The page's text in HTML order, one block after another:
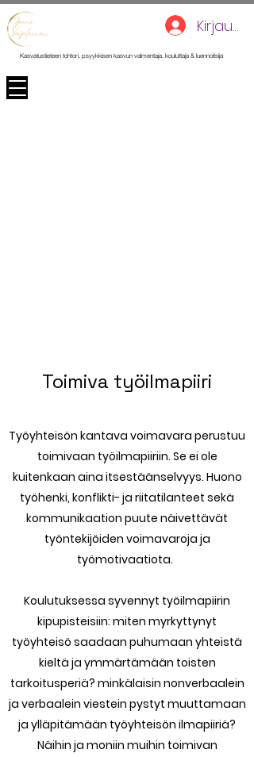
Kasvatustieteen tohtori, psyykkisen kasvun valmentaja, kouluttaja & luennoitsija
Kirjaudu
Toimiva työilmapiiri
Työyhteisön kantava voimavara perustuu
toimivaan työilmapiiriin. Se ei ole
kuitenkaan aina itsestäänselvyys. Huono
työhenki, konflikti- ja riitatilanteet sekä
kommunikaation puute näivettävät
työntekijöiden voimavaroja ja
työmotivaatiota.
Koulutuksessa syvennyt työilmapiirin
kipupisteisiin: miten myrkyttynyt
työyhteisö saadaan puhumaan yhteistä
kieltä ja ymmärtämään toisten
tarkoitusperiä? minkälaisin nonverbaalein
ja verbaalein viestein pystyt muuttamaan
ja ylläpitämään työyhteisön ilmapiiriä?
Näihin ja moniin muihin toimivan